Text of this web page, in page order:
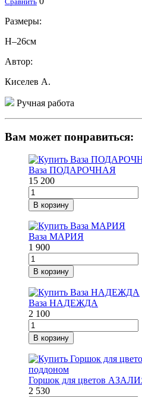
Размеры:
H–26см
Автор:
Киселев А.
Ручная работа
Вам может понравиться:
Ваза ПОДАРОЧНАЯ
15 200
В корзину
Ваза МАРИЯ
1 900
В корзину
Ваза НАДЕЖДА
2 100
В корзину
Горшок для цветов
2 530